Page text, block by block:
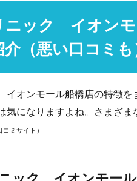
ニック イオンモ
（悪い口コミも
オンモール船橋店の特徴を
気になりますよね。さまざま
ミサイト）
ック イオンモー